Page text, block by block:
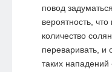
повод
вероятность,
количество
переваривать, и
таких